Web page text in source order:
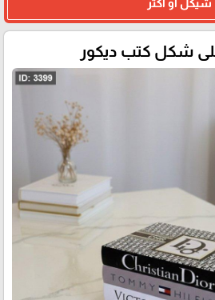
شيكل او اكثر
شكل كتب ديكور